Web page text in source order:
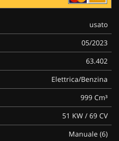
usato
05/2023
63.402
Elettrica/Benzina
999 Cm³
51 KW / 69 CV
Manuale (6)